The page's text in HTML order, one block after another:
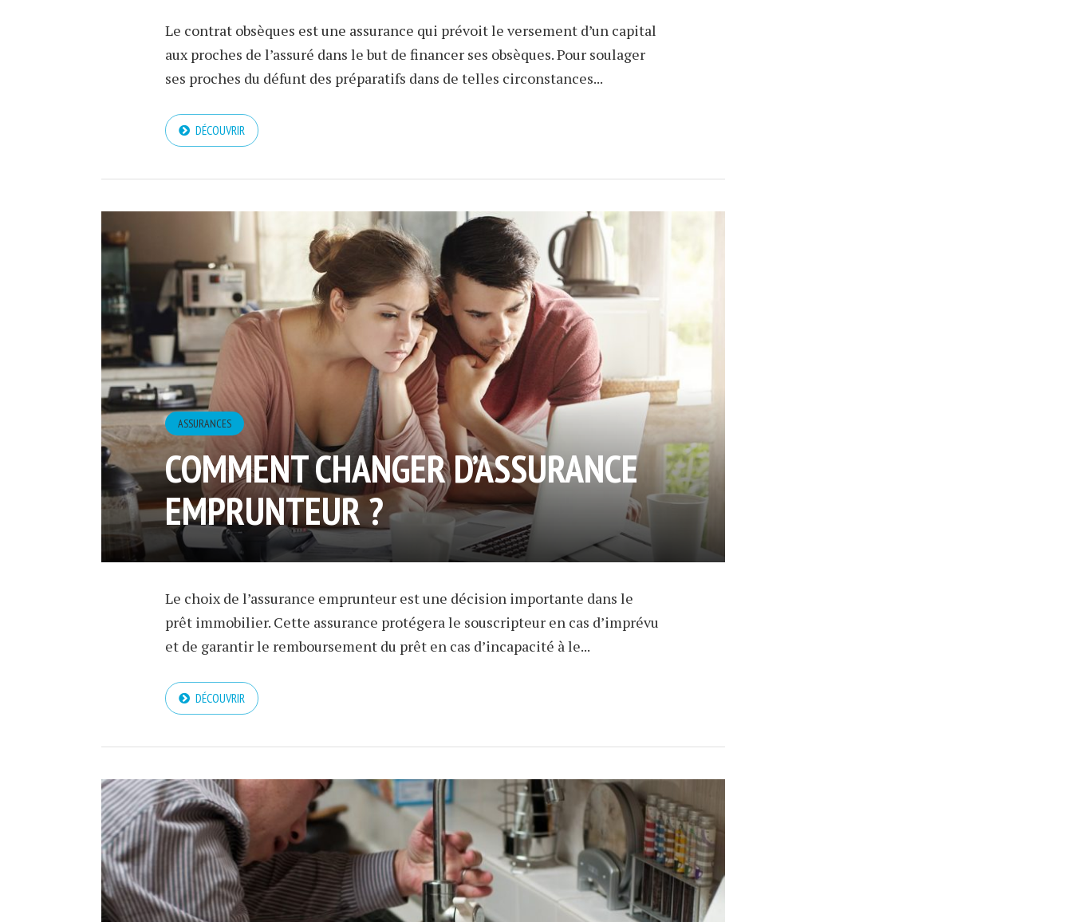
Le contrat obsèques est une assurance qui prévoit le versement d’un capital
aux proches de l’assuré dans le but de financer ses obsèques. Pour soulager
ses proches du défunt des préparatifs dans de telles circonstances...
DÉCOUVRIR
ASSURANCES
COMMENT CHANGER D’ASSURANCE
EMPRUNTEUR ?
Le choix de l’assurance emprunteur est une décision importante dans le
prêt immobilier. Cette assurance protégera le souscripteur en cas d’imprévu
et de garantir le remboursement du prêt en cas d’incapacité à le...
DÉCOUVRIR